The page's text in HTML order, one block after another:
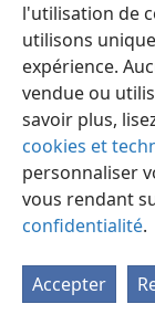
l'utilisation de
utilisons
expérience.
vendue ou
savoir plus,
cookies et
personnaliser
vous rendant
confidentialité.
Accepter
31. Comment cela
Jéhovah?
31En participant
chrétiens
“ils seront
avec lui
3;20:4-6.) En
spirituels une
présence,
gloire qu’il
de Zorobabel,